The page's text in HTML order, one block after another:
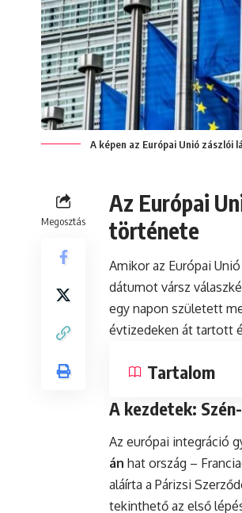
A képen az Európai Unió zászlói
Megosztás
Az Európai
története
Amikor az Európai
dátumot vársz
egy napon született
évtizedeken át tartott
Tartalom
A kezdetek:
Az európai integráció
án hat ország –
aláírta a Párizsi
tekinthető az első